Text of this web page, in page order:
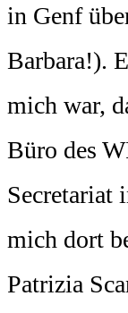
in Genf
Barbara!).
mich war,
Büro des
Secretariat
mich dort
Patrizia